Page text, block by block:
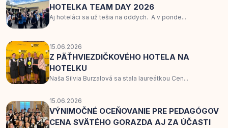
HOTELKA TEAM DAY 2026
Aj hoteláci sa už tešia na oddych. A v ponde...
15.06.2026
Z PÄŤHVIEZDIČKOVÉHO HOTELA NA
HOTELKU
Naša Silvia Burzalová sa stala laureátkou Cen...
15.06.2026
VÝNIMOČNÉ OCEŇOVANIE PRE PEDAGÓGOV
CENA SVÄTÉHO GORAZDA AJ ZA ÚČASTI